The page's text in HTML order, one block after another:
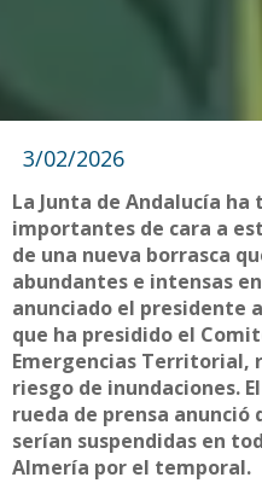
3/02/2026
La Junta de Andalucía
importantes de cara a
de una nueva borrasca
abundantes e intensas
anunciado el presidente
que ha presidido el
Emergencias Territorial,
riesgo de inundaciones.
rueda de prensa anunció
serían suspendidas en
Almería por el temporal.